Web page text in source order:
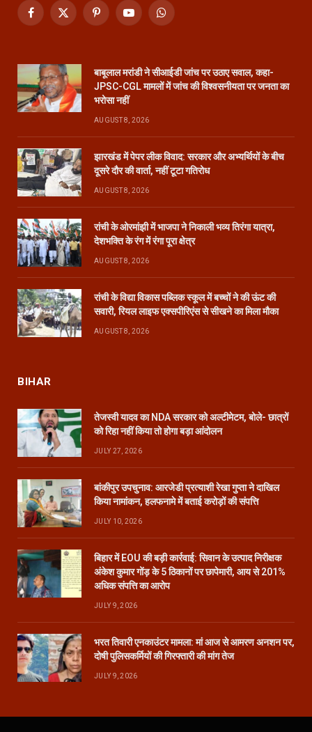
Facebook
X
PinterestYouTubeWhatsApp
बाबूलाल मरांडी ने सीआईडी जांच पर उठाए सवाल, कहा-
JPSC-CGL मामलों में जांच की विश्वसनीयता पर जनता का
भरोसा नहीं
AUGUST 8, 2026
झारखंड में पेपर लीक विवाद: सरकार और अभ्यर्थियों के बीच
दूसरे दौर की वार्ता, नहीं टूटा गतिरोध
AUGUST 8, 2026
रांची के ओरमांझी में भाजपा ने निकाली भव्य तिरंगा यात्रा,
देशभक्ति के रंग में रंगा पूरा क्षेत्र
AUGUST 8, 2026
रांची के विद्या विकास पब्लिक स्कूल में बच्चों ने की ऊंट की
सवारी, रियल लाइफ एक्सपीरिएंस से सीखने का मिला मौका
AUGUST 8, 2026
BIHAR
तेजस्वी यादव का NDA सरकार को अल्टीमेटम, बोले- छात्रों
को रिहा नहीं किया तो होगा बड़ा आंदोलन
JULY 27, 2026
बांकीपुर उपचुनाव: आरजेडी प्रत्याशी रेखा गुप्ता ने दाखिल
किया नामांकन, हलफनामे में बताई करोड़ों की संपत्ति
JULY 10, 2026
बिहार में EOU की बड़ी कार्रवाई: सिवान के उत्पाद निरीक्षक
अंकेश कुमार गोंड़ के 5 ठिकानों पर छापेमारी, आय से 201%
अधिक संपत्ति का आरोप
JULY 9, 2026
भरत तिवारी एनकाउंटर मामला: मां आज से आमरण अनशन पर,
दोषी पुलिसकर्मियों की गिरफ्तारी की मांग तेज
JULY 9, 2026